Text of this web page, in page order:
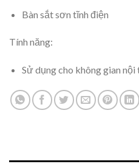
Bàn sắt sơn tĩnh điện
Tính năng:
Sử dụng cho không gian